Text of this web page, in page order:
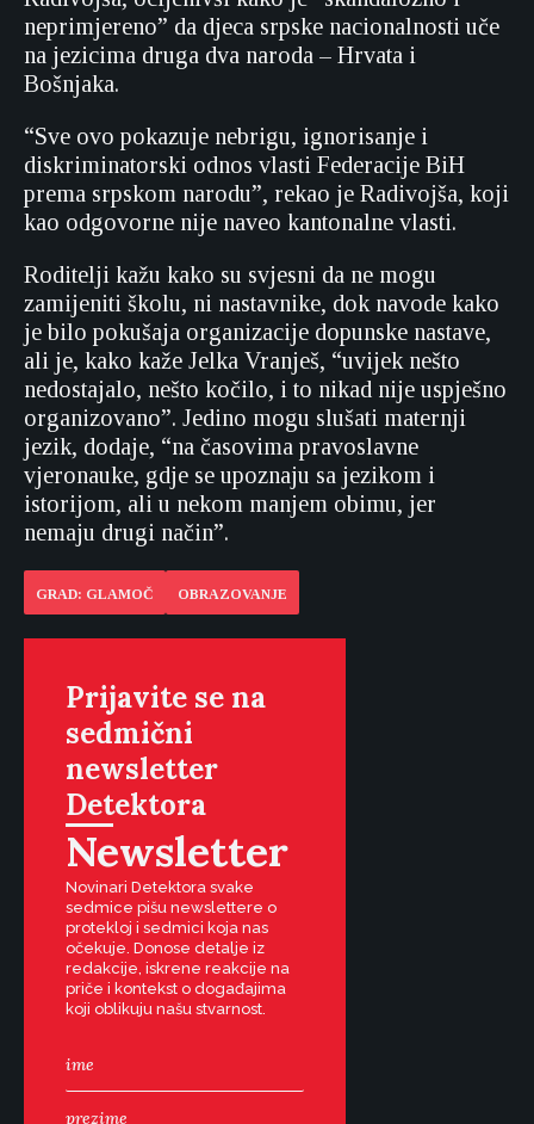
neprimjereno” da djeca srpske nacionalnosti uče
na jezicima druga dva naroda – Hrvata i
Bošnjaka.
“Sve ovo pokazuje nebrigu, ignorisanje i
diskriminatorski odnos vlasti Federacije BiH
prema srpskom narodu”, rekao je Radivojša, koji
kao odgovorne nije naveo kantonalne vlasti.
Roditelji kažu kako su svjesni da ne mogu
zamijeniti školu, ni nastavnike, dok navode kako
je bilo pokušaja organizacije dopunske nastave,
ali je, kako kaže Jelka Vranješ, “uvijek nešto
nedostajalo, nešto kočilo, i to nikad nije uspješno
organizovano”. Jedino mogu slušati maternji
jezik, dodaje, “na časovima pravoslavne
vjeronauke, gdje se upoznaju sa jezikom i
istorijom, ali u nekom manjem obimu, jer
nemaju drugi način”.
GRAD: GLAMOČ OBRAZOVANJE
Prijavite se na
sedmični
newsletter
Detektora
Newsletter
Novinari Detektora svake
sedmice pišu newslettere o
protekloj i sedmici koja nas
očekuje. Donose detalje iz
redakcije, iskrene reakcije na
priče i kontekst o događajima
koji oblikuju našu stvarnost.